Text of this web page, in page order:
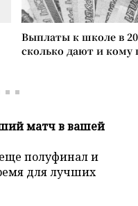
Выплаты к школе в
сколько дают и
матч в вашей
полуфинал и
для лучших